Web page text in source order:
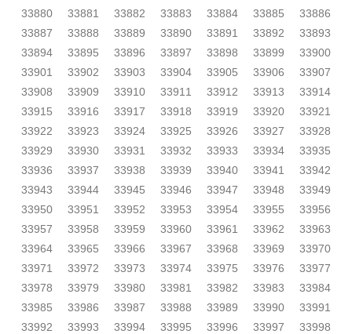
33880
33881 33882 33883 33884 33885
33886
33887
33888 33889 33890 33891 33892
33893
33894
33895 33896 33897 33898 33899
33900
33901
33902 33903 33904 33905 33906
33907
33908
33909 33910 33911 33912 33913
33914
33915
33916 33917 33918 33919 33920
33921
33922
33923 33924 33925 33926 33927
33928
33929
33930 33931 33932 33933 33934
33935
33936
33937 33938 33939 33940 33941
33942
33943
33944 33945 33946 33947 33948
33949
33950
33951 33952 33953 33954 33955
33956
33957
33958 33959 33960 33961 33962
33963
33964
33965 33966 33967 33968 33969
33970
33971
33972 33973 33974 33975 33976
33977
33978
33979 33980 33981 33982 33983
33984
33985
33986 33987 33988 33989 33990
33991
33992
33993 33994 33995 33996 33997
33998